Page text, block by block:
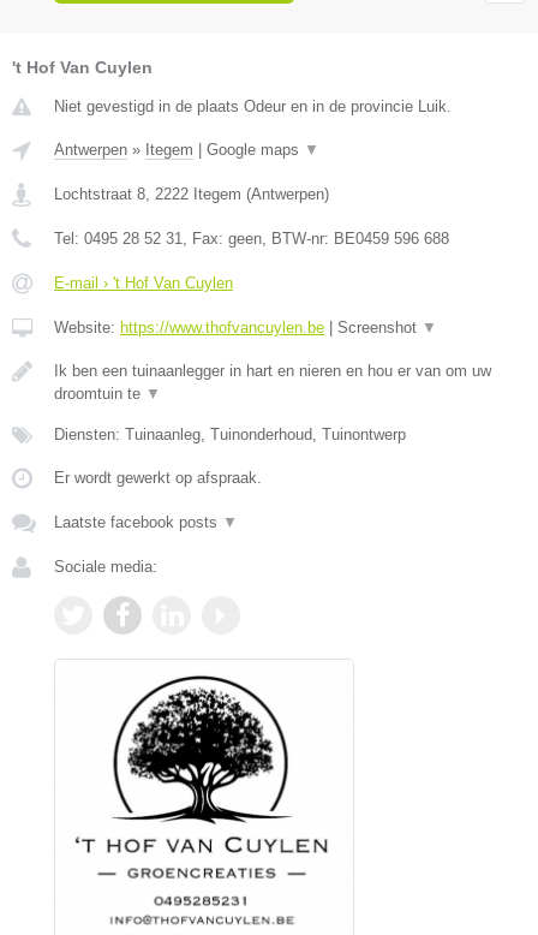
't Hof Van Cuylen
Niet gevestigd in de plaats Odeur en in de provincie Luik.
Antwerpen » Itegem Google maps ▼
Lochtstraat 8, 2222 Itegem (Antwerpen)
Tel: 0495 28 52 31, Fax: geen, BTW-nr: BE0459 596 688
E-mail › 't Hof Van Cuylen
Website: https://www.thofvancuylen.be Screenshot ▼
Ik ben een tuinaanlegger in hart en nieren en hou er van om uw
droomtuin te ▼
Diensten: Tuinaanleg, Tuinonderhoud, Tuinontwerp
Er wordt gewerkt op afspraak.
Laatste facebook posts ▼
Sociale media: